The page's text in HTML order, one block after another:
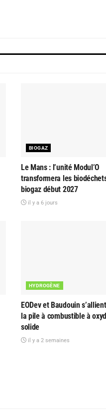
BIOGAZ
Le Mans : l’unité Modul’O
transformera les
biogaz début 2027
il y a 6 jours
HYDROGÈNE
EODev et Baudouin
la pile à combustible à
solide
il y a 2 semaines